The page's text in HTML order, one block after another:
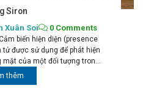
Siron
Xuân Soi 0 Comments
biến hiện diện (presence
được sử dụng để phát hiện
mặt của một đối tượng trong
cảm biến này có thể được sử
dụng khác nhau,...
thêm